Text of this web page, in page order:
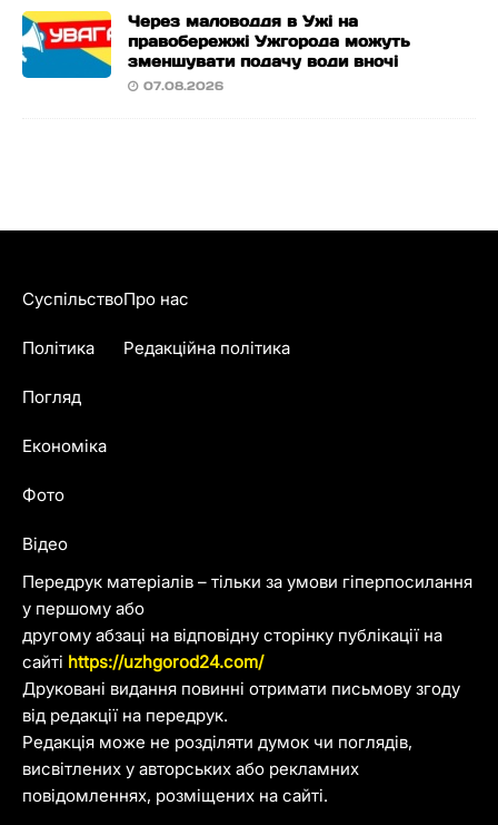
Через маловоддя в Ужі на
правобережжі Ужгорода можуть
зменшувати подачу води вночі
07.08.2026
Передрук матеріалів – тільки за умови гіперпосилання
у першому або
другому абзаці на відповідну сторінку публікації на
сайті https://uzhgorod24.com/
Друковані видання повинні отримати письмову згоду
від редакції на передрук.
Редакція може не розділяти думок чи поглядів,
висвітлених у авторських або рекламних
повідомленнях, розміщених на сайті.
Суспільство
Політика
Погляд
Економіка
Фото
Відео
Про нас
Редакційна політика